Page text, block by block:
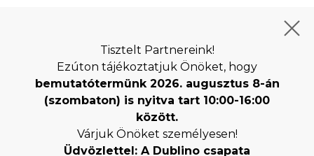
Tisztelt Partnereink!
Ezúton tájékoztatjuk Önöket, hogy
bemutatótermünk 2026. augusztus 8-án
(szombaton) is nyitva tart 10:00-16:00
között.
Várjuk Önöket személyesen!
Üdvözlettel: A Dublino csapata